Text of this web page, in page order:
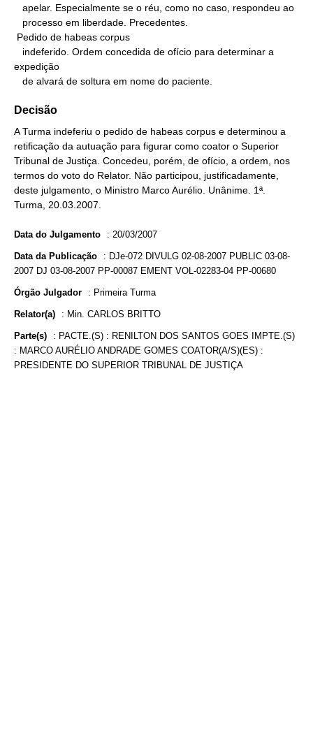
expedição
   de alvará de soltura em nome do paciente.
Decisão
A Turma indeferiu o pedido de habeas corpus e determinou a
retificação da autuação para figurar como coator o Superior
Tribunal de Justiça. Concedeu, porém, de ofício, a ordem, nos
termos do voto do Relator. Não participou, justificadamente,
deste julgamento, o Ministro Marco Aurélio. Unânime. 1ª.
Turma, 20.03.2007.
Data do Julgamento : 20/03/2007
Data da Publicação : DJe-072 DIVULG 02-08-2007 PUBLIC 03-08-
2007 DJ 03-08-2007 PP-00087 EMENT VOL-02283-04 PP-00680
Órgão Julgador : Primeira Turma
Relator(a) : Min. CARLOS BRITTO
Parte(s) : PACTE.(S) : RENILTON DOS SANTOS GOES IMPTE.(S)
: MARCO AURÉLIO ANDRADE GOMES COATOR(A/S)(ES) :
PRESIDENTE DO SUPERIOR TRIBUNAL DE JUSTIÇA